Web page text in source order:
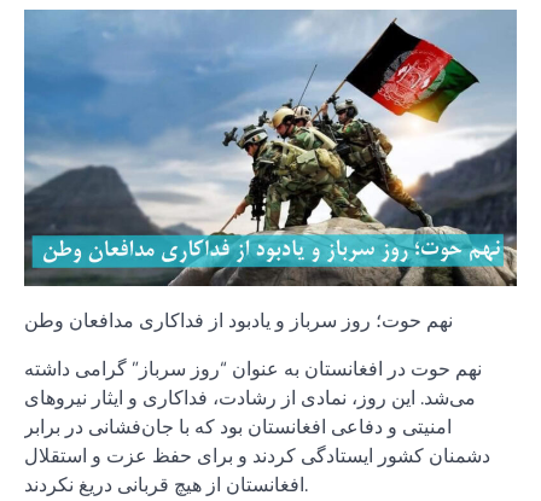
نهم حوت؛ روز سرباز و یادبود از فداکاری مدافعان وطن
نهم حوت در افغانستان به عنوان “روز سرباز” گرامی داشته
می‌شد. این روز، نمادی از رشادت، فداکاری و ایثار نیروهای
امنیتی و دفاعی افغانستان بود که با جان‌فشانی در برابر
دشمنان کشور ایستادگی کردند و برای حفظ عزت و استقلال
افغانستان از هیچ قربانی دریغ نکردند.